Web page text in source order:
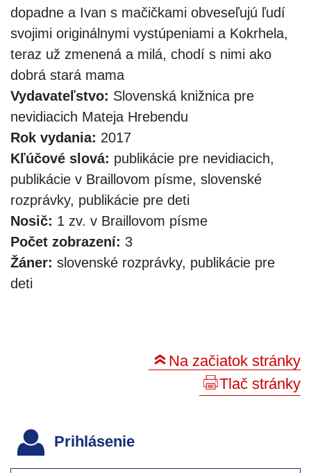
dopadne a Ivan s mačičkami obveseľujú ľudí
svojimi originálnymi vystúpeniami a Kokrhela,
teraz už zmenená a milá, chodí s nimi ako
dobrá stará mama
Vydavateľstvo: Slovenská knižnica pre
nevidiacich Mateja Hrebendu
Rok vydania: 2017
Kľúčové slová: publikácie pre nevidiacich,
publikácie v Braillovom písme, slovenské
rozprávky, publikácie pre deti
Nosič: 1 zv. v Braillovom písme
Počet zobrazení: 3
Žáner: slovenské rozprávky, publikácie pre
deti
Na začiatok stránky
Tlač stránky
Prihlásenie